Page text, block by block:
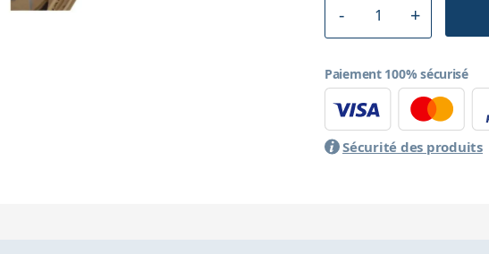
Paiement 100% sécurisé
Sécurité des produits